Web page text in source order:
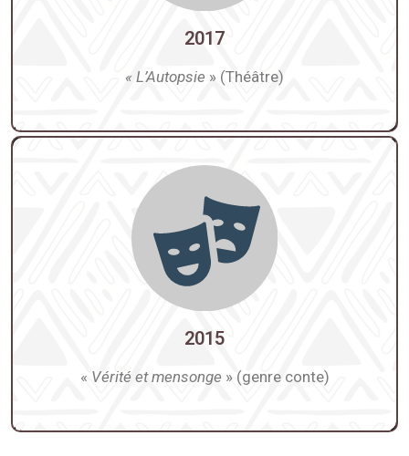
2017
« L’Autopsie » (Théâtre)
2015
« Vérité et mensonge » (genre conte)